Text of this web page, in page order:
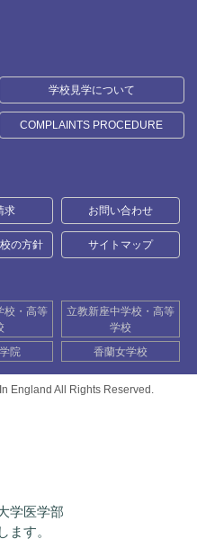
学校見学について
COMPLAINTS PROCEDURE
求 お問い合わせ
の方針 サイトマップ
校・高等
立教新座中学校・高等
学校
院 香蘭女学校
England All Rights Reserved.
学医学部
ます。